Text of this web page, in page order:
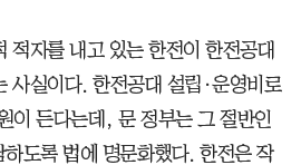
적자를 내고 있는 한전이 한전공대
사실이다. 한전공대 설립·운영비로
이 든다는데, 문 정부는 그 절반인
도록 법에 명문화했다. 한전은 작